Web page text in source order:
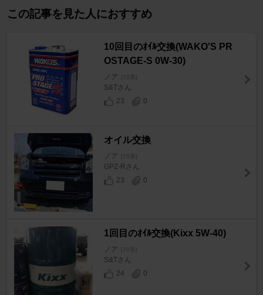
この記事を見た人におすすめ
10回目のｵｲﾙ交換(WAKO'S PR
OSTAGE-S 0W-30)
ノア [70系]
S&Tさん
23
0
オイル交換
ノア [70系]
GPZ-Rさん
23
0
1回目のｵｲﾙ交換(Kixx 5W-40)
ノア [70系]
S&Tさん
24
0